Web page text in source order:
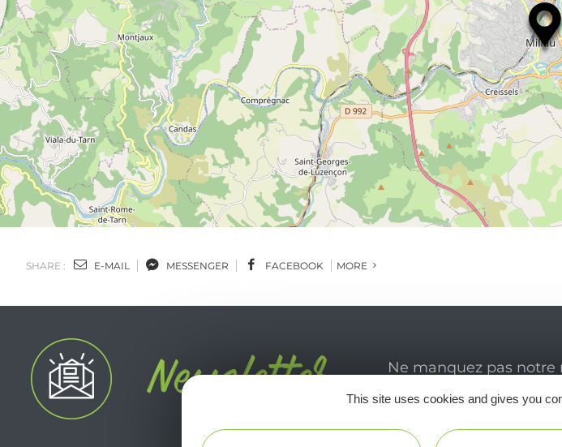
SHARE : E-MAIL MESSENGER FACEBOOK MORE
Ne manquez pas
inspirer pour profiter
This site uses cookies and gives you